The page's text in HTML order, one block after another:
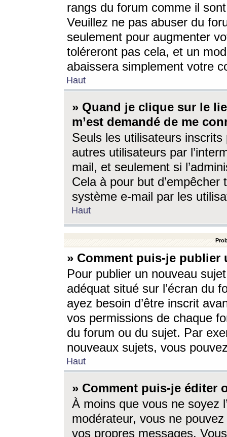
rangs du forum comme il
Veuillez ne pas abuser du
seulement pour augmenter
toléreront pas cela, et un
abaissera simplement votre
Haut
» Quand je clique sur le
m’est demandé de me
Seuls les utilisateurs
autres utilisateurs par
mail, et seulement si
Cela à pour but
système e-mail par les
Haut
» Comment puis-je
Pour publier un nouveau
adéquat situé sur l’écran du
ayez besoin d’être inscrit
vos permissions de chaque
du forum ou du sujet. Par
nouveaux sujets, vous
Haut
» Comment puis-je éditer
À moins que vous ne soyez
modérateur, vous ne
vos propres messages.